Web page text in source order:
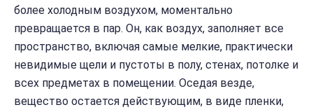
более холодным воздухом, моментально
превращается в пар. Он, как воздух, заполняет все
пространство, включая самые мелкие, практически
невидимые щели и пустоты в полу, стенах, потолке и
всех предметах в помещении. Оседая везде,
вещество остается действующим, в виде пленки,